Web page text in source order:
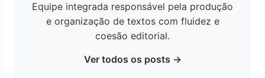
Equipe integrada responsável pela produção
e organização de textos com fluidez e
coesão editorial.
Ver todos os posts →